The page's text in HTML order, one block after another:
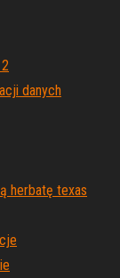
danych
herbatę texas